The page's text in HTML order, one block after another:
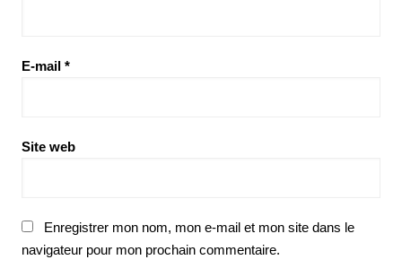
E-mail *
Site web
Enregistrer mon nom, mon e-mail et mon site dans le
navigateur pour mon prochain commentaire.